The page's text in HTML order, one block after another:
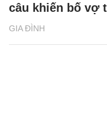
GIA ĐÌNH
câu khiến bố vợ